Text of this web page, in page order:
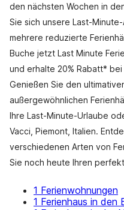
den nächsten Wochen in
Sie sich unsere Last-
mehrere reduzierte
Buche jetzt Last Minute
und erhalte 20% Rabatt*
Genießen Sie den
außergewöhnlichen
Ihre Last-Minute-Urlaube
Vacci, Piemont, Italien.
verschiedenen Arten von
Sie noch heute Ihren
1 Ferienwohnungen
1 Ferienhaus in den